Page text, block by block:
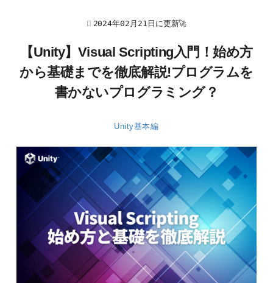
2024年02月21日に更新🚀
【Unity】Visual Scripting入門！始め方
から基礎までを徹底解説!プログラムを
書かないプログラミング？
Unity基本編